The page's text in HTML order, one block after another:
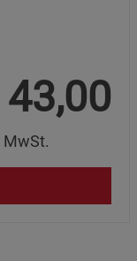
43,00
MwSt.